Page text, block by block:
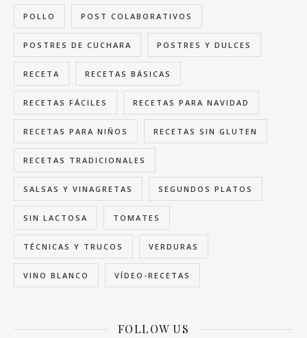
POLLO POST COLABORATIVOS
POSTRES DE CUCHARA POSTRES Y DULCES
RECETA RECETAS BÁSICAS
RECETAS FÁCILES RECETAS PARA NAVIDAD
RECETAS PARA NIÑOS RECETAS SIN GLUTEN
RECETAS TRADICIONALES
SALSAS Y VINAGRETAS SEGUNDOS PLATOS
SIN LACTOSA TOMATES
TÉCNICAS Y TRUCOS VERDURAS
VINO BLANCO VÍDEO-RECETAS
FOLLOW US